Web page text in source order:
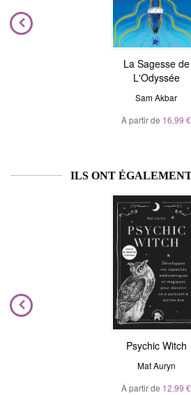
La Sagesse de
L'Odyssée
Sam Akbar
À partir de 16,99 €
ILS ONT
Psychic Witch
Mat Auryn
À partir de 12,99 €